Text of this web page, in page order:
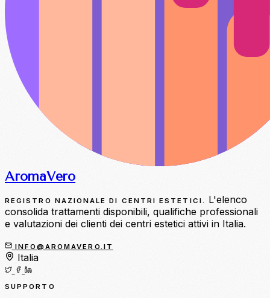
AromaVero
REGISTRO NAZIONALE DI CENTRI ESTETICI.
L'elenco
consolida trattamenti disponibili, qualifiche professionali
e valutazioni dei clienti dei centri estetici attivi in Italia.
INFO@AROMAVERO.IT
Italia
SUPPORTO